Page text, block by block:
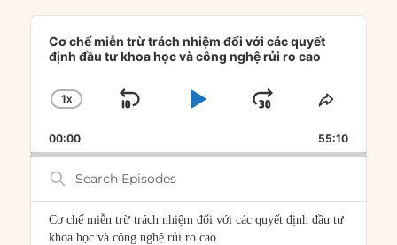
Audio
Player
Cơ chế miễn trừ trách nhiệm đối với các quyết
định đầu tư khoa học và công nghệ rủi ro cao
CHANGE
RATE
1X
SKIP
PLAYJUMP
FORWARD
SHARE
00:00 55:10
Search
Episodes
Cơ chế miễn trừ trách nhiệm đối với các quyết định đầu tư
khoa học và công nghệ rủi ro cao